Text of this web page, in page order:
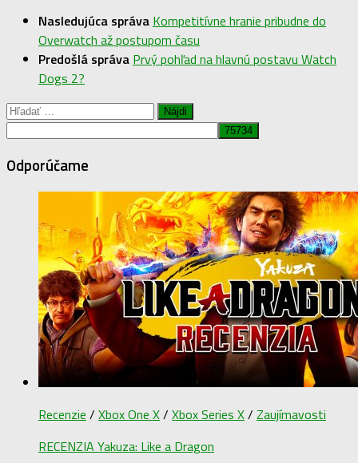
Nasledujúca správa Kompetitívne hranie pribudne do
Overwatch až postupom času
Predošlá správa Prvý pohľad na hlavnú postavu Watch
Dogs 2?
Hľadať:
Odporúčame
Recenzie / Xbox One X/ Xbox Series X/ Zaujímavosti
RECENZIA Yakuza: Like a Dragon